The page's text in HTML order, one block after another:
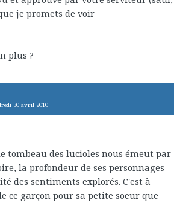
je promets de voir
plus ?
30 avril 2010
tombeau des lucioles nous émeut par
la profondeur de ses personnages
des sentiments explorés. C'est à
ce garçon pour sa petite soeur que